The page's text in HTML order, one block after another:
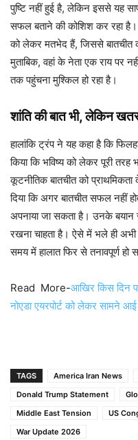
पुष्टि नहीं हुई है, लेकिन इससे यह
सफल बताने की कोशिश कर रहा
को लेकर मतभेद हैं, जिससे बातचीत
मुताबिक, वहां के नेता एक राय पर
तक पहुंचना मुश्किल हो रहा है।
शांति की बात भी, लेकिन
हालांकि ट्रंप ने यह कहा है कि
किया कि भविष्य को लेकर पूरी तरह
कूटनीतिक बातचीत को
दिया कि अगर बातचीत सफल नहीं
अपनाया जा सकता है। उनके बयान
रखना चाहता है। ऐसे में भले ही अभी
समय में हालात फिर से तनावपूर्ण हो
Read More-आखिर किस दिन
नोएडा एयरपोर्ट को लेकर सामने आई
TAGS America Iran News
Donald Trump Statement
Middle East Tension
US
War Update 2026